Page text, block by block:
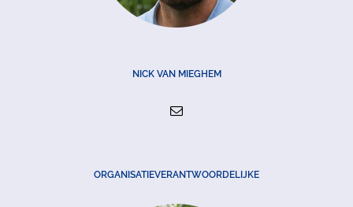
NICK VAN MIEGHEM
ORGANISATIEVERANTWOORDELIJKE